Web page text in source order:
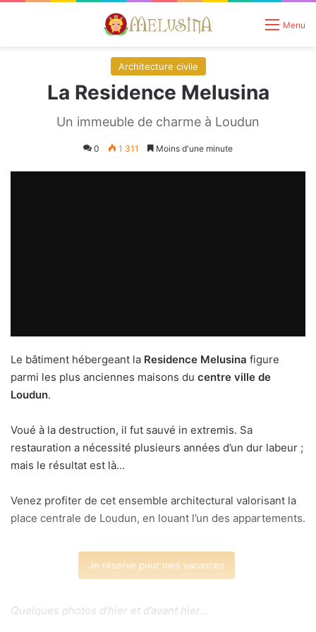
Menu
Architecture civile
La Residence Melusina
Un immeuble de charme à Loudun
0 1 311 Moins d'une minute
Le bâtiment hébergeant la Residence Melusina figure
parmi les plus anciennes maisons du centre ville de
Loudun.
Voué à la destruction, il fut sauvé in extremis. Sa
restauration a nécessité plusieurs années d’un dur labeur ;
mais le résultat est là…
Venez profiter de cet ensemble architectural valorisant la
place centrale de Loudun, en louant l’un des appartements.
Je réserve pour mes vacances
Quelques photos d’hier et d’avant hier…